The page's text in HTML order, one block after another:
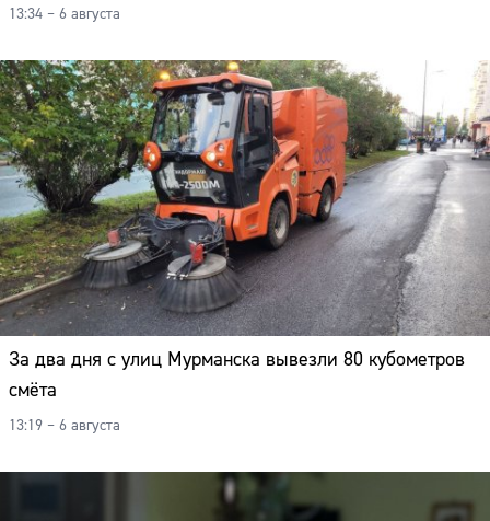
13:34 – 6 августа
За два дня с улиц Мурманска вывезли 80 кубометров
смёта
13:19 – 6 августа